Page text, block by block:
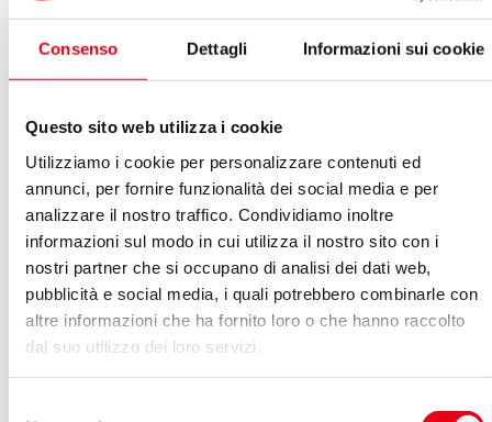
Consenso Dettagli Informazioni sui cookie
Questo sito web utilizza i cookie
Utilizziamo i cookie per personalizzare contenuti ed
annunci, per fornire funzionalità dei social media e per
analizzare il nostro traffico. Condividiamo inoltre
informazioni sul modo in cui utilizza il nostro sito con i
nostri partner che si occupano di analisi dei dati web,
pubblicità e social media, i quali potrebbero combinarle con
altre informazioni che ha fornito loro o che hanno raccolto
dal suo utilizzo dei loro servizi.
Spettacoli in questa settimana
VEDI ARCHIVIO SPETTACOLI
Settembre 2023
Vedi:
Calendario Lista
LUN MAR MER GIO VEN SAB DOM
28
29 30 31 01 02
03
04
05 06 07 08 09
10
11
12 13 14 15 16